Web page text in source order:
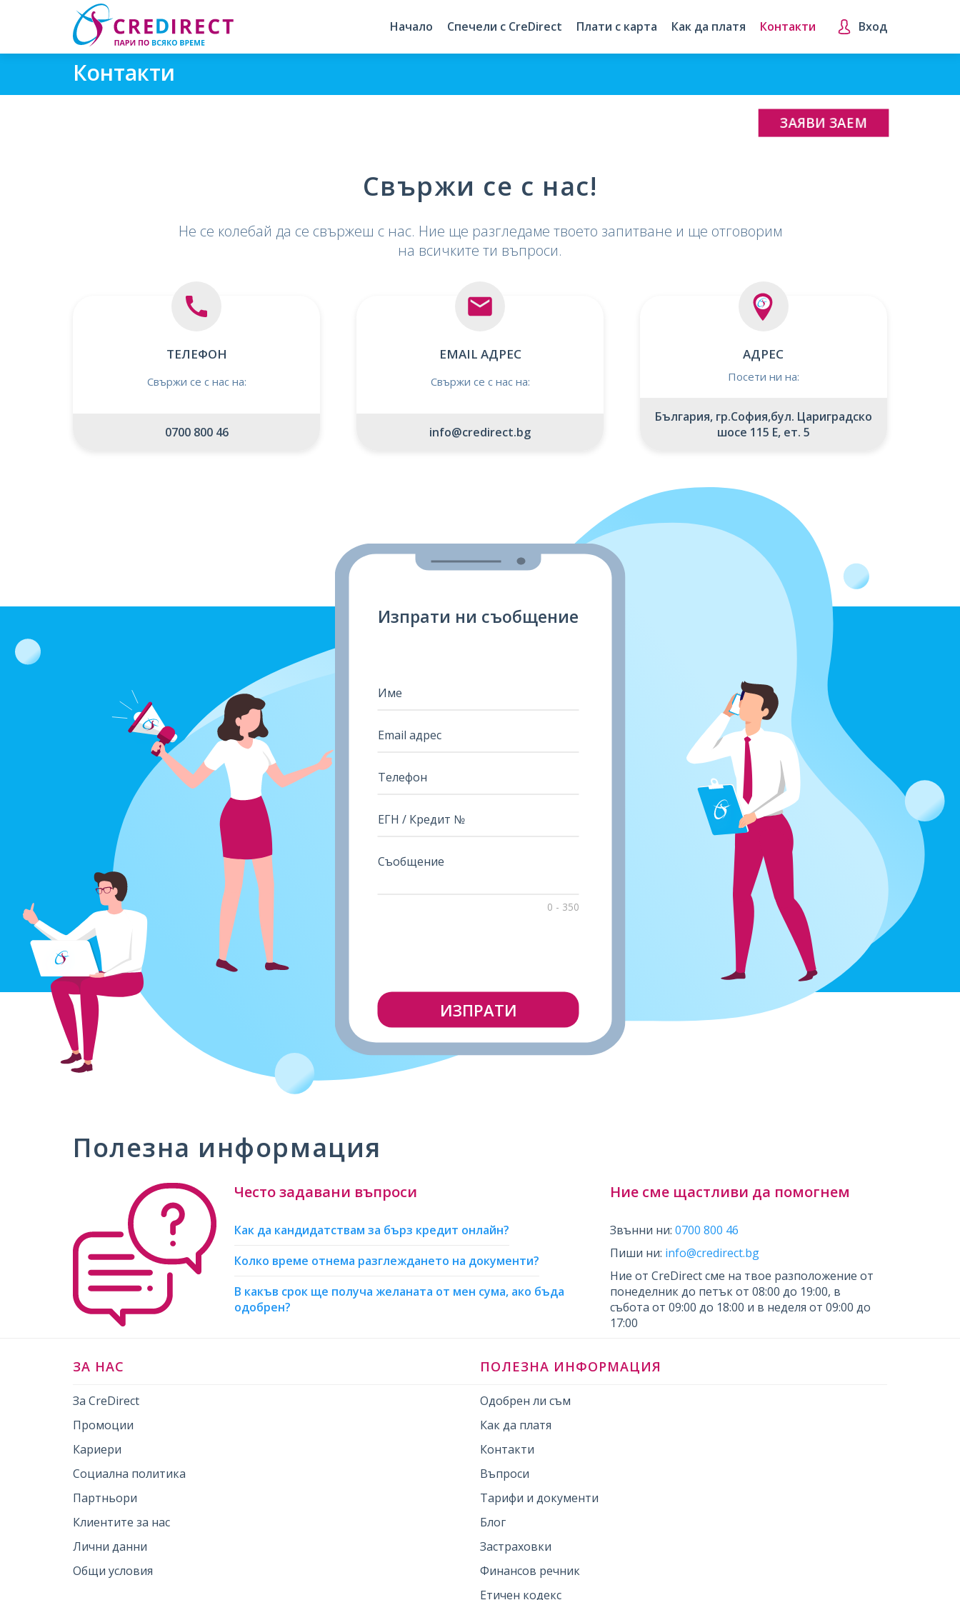
Начало Спечели с CreDirect Плати с карта Как да платя Контакти Вход
Контакти
ЗАЯВИ ЗАЕМ
Свържи се с нас!
Не се колебай да се свържеш с нас. Ние ще разгледаме твоето запитване и ще отговорим
на всичките ти въпроси.
ТЕЛЕФОН
Свържи се с нас на:
0700 800 46
EMAIL АДРЕС
Свържи се с нас на:
info@credirect.bg
АДРЕС
Посети ни на:
България, гр.София,бул. Цариградско
шосе 115 Е, ет. 5
Изпрати ни съобщение
Име
Email
Телефон
/
№
0 - 350
ИЗПРАТИ
Полезна информация
Често задавани въпроси
Как да кандидатствам за бърз кредит онлайн?
Колко време отнема разглеждането на документи?
В какъв срок ще получа желаната от мен сума, ако бъда
одобрен?
Ние сме щастливи да помогнем
Звънни ни:0700 800 46
Пиши ни: info@credirect.bg
Ние от CreDirect сме на твое разположение от
понеделник до петък от 08:00 до 19:00, в
събота от 09:00 до 18:00 и в неделя от 09:00 до
17:00
ЗА НАС
За CreDirect
Промоции
Кариери
Социална политика
Партньори
Клиентите за нас
Лични данни
Общи условия
ПОЛЕЗНА ИНФОРМАЦИЯ
Одобрен ли съм
Как да платя
Контакти
Въпроси
Тарифи и документи
Блог
Застраховки
Финансов речник
Етичен кодекс